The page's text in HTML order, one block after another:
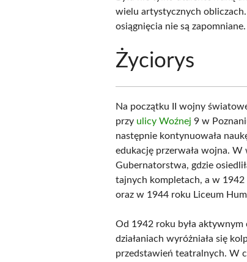
wielu artystycznych obliczach.
osiągnięcia nie są zapomniane.
Życiorys
Na początku II wojny
przy ulicy Woźnej 9 w
następnie kontynuowała
edukację przerwała wojna.
Gubernatorstwa, gdzie
tajnych kompletach, a w 1942
oraz w 1944 roku Liceum
Od 1942 roku była aktywnym
działaniach wyróżniała się
przedstawień teatralnych. W